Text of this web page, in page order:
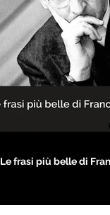
Le frasi più belle di